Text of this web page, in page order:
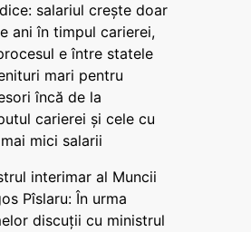
salariul crește doar
ani în timpul carierei,
e între statele
mari pentru
încă de la
carierei și cele cu
mici salarii
interimar al Muncii
Pîslaru: În urma
discuții cu ministrul